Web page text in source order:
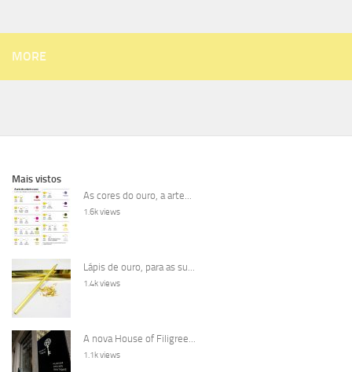
MORE
Mais vistos
As cores do ouro, a arte...
1.6k views
Lápis de ouro, para as su...
1.4k views
A nova House of Filigree...
1.1k views